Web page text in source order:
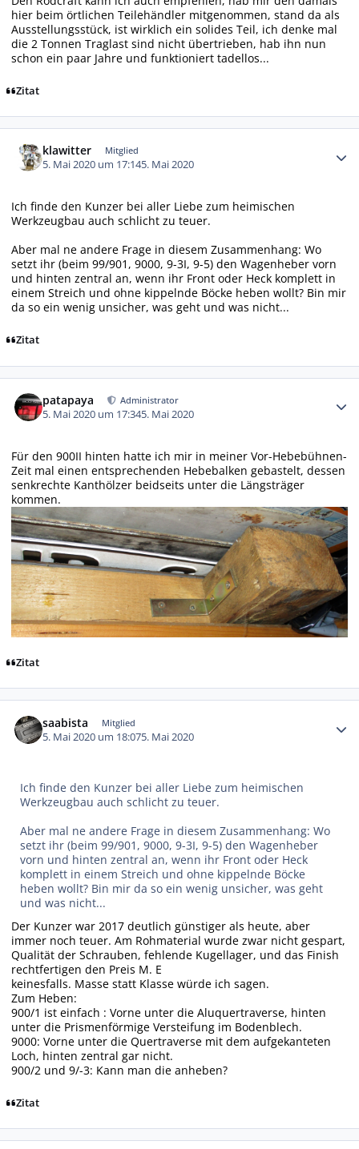
hier beim örtlichen Teilehändler mitgenommen, stand da als
Ausstellungsstück, ist wirklich ein solides Teil, ich denke mal
die 2 Tonnen Traglast sind nicht übertrieben, hab ihn nun
schon ein paar Jahre und funktioniert tadellos...
Zitat
klawitter Mitglied
5. Mai 2020 um 17:145. Mai 2020
Ich finde den Kunzer bei aller Liebe zum heimischen
Werkzeugbau auch schlicht zu teuer.
Aber mal ne andere Frage in diesem Zusammenhang: Wo
setzt ihr (beim 99/901, 9000, 9-3I, 9-5) den Wagenheber vorn
und hinten zentral an, wenn ihr Front oder Heck komplett in
einem Streich und ohne kippelnde Böcke heben wollt? Bin mir
da so ein wenig unsicher, was geht und was nicht...
Zitat
patapaya Administrator
5. Mai 2020 um 17:345. Mai 2020
Für den 900II hinten hatte ich mir in meiner Vor-Hebebühnen-
Zeit mal einen entsprechenden Hebebalken gebastelt, dessen
senkrechte Kanthölzer beidseits unter die Längsträger
kommen.
Zitat
saabista Mitglied
5. Mai 2020 um 18:075. Mai 2020
Ich finde den Kunzer bei aller Liebe zum heimischen
Werkzeugbau auch schlicht zu teuer.
Aber mal ne andere Frage in diesem Zusammenhang: Wo
setzt ihr (beim 99/901, 9000, 9-3I, 9-5) den Wagenheber
vorn und hintenzentral an, wenn ihr Front oder Heck
komplett in einem Streich und ohne kippelnde Böcke
heben wollt? Bin mir da so ein wenig unsicher, was geht
und was nicht...
Der Kunzer war 2017 deutlich günstiger als heute, aber
immer noch teuer. Am Rohmaterial wurde zwar nicht gespart,
Qualität der Schrauben, fehlende Kugellager, und das Finish
rechtfertigen den Preis M. E
keinesfalls. Masse statt Klasse würde ich sagen.
Zum Heben:
900/1 ist einfach : Vorne unter die Aluquertraverse, hinten
unter die Prismenförmige Versteifung im Bodenblech.
9000: Vorne unter die Quertraverse mit dem aufgekanteten
Loch, hinten zentral gar nicht.
900/2 und 9/-3: Kann man die anheben?
Zitat